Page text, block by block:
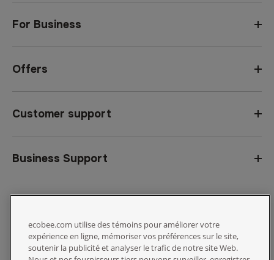
For Business
Offers
Customer support
Business Support
Canada
Canada (Français)
Privacy Notice
Reseller Terms
ecobee.com utilise des témoins pour améliorer votre
expérience en ligne, mémoriser vos préférences sur le site,
soutenir la publicité et analyser le trafic de notre site Web.